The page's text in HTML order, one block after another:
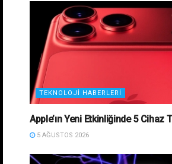
TEKNOLOJI HABERLERI
Apple’ın Yeni Etkinliğinde 5 Cihaz
5 AĞUSTOS 2026